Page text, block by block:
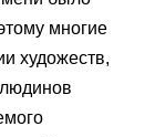
многие
художеств,